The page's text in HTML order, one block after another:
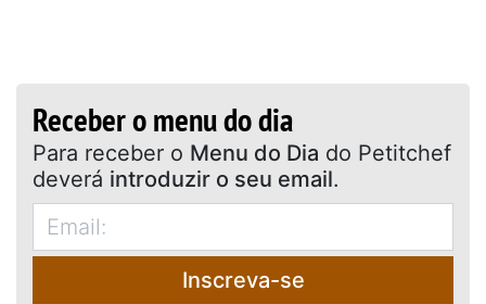
Receber o menu do dia
Para receber o Menu do Dia do Petitchef
deverá introduzir o seu email.
Inscreva-se